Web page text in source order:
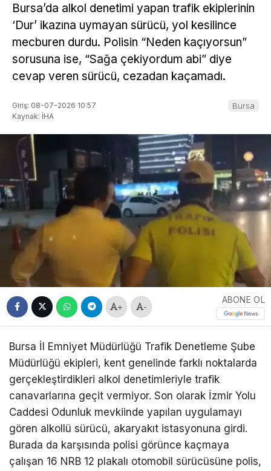
Bursa’da alkol denetimi yapan trafik ekiplerinin
‘Dur’ ikazına uymayan sürücü, yol kesilince
mecburen durdu. Polisin “Neden kaçıyorsun”
sorusuna ise, “Sağa çekiyordum abi” diye
cevap veren sürücü, cezadan kaçamadı.
Giriş: 08-07-2026 10:57
Kaynak: İHA
Bursa
+ -
ABONE OL
Bursa İl Emniyet Müdürlüğü Trafik Denetleme Şube
Müdürlüğü ekipleri, kent genelinde farklı noktalarda
gerçekleştirdikleri alkol denetimleriyle trafik
canavarlarına geçit vermiyor. Son olarak İzmir Yolu
Caddesi Odunluk mevkiinde yapılan uygulamayı
gören alkollü sürücü, akaryakıt istasyonuna girdi.
Burada da karşısında polisi görünce kaçmaya
çalışan 16 NRB 12 plakalı otomobil sürücüsüne polis,